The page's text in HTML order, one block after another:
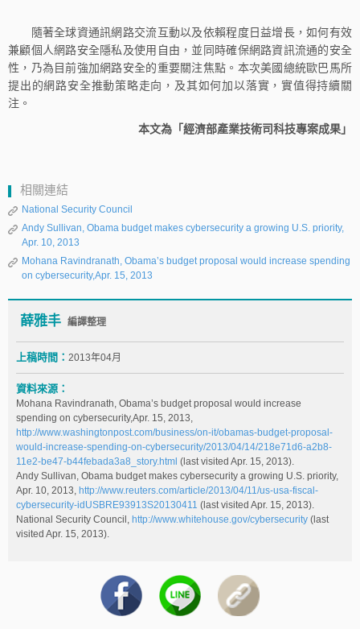
隨著全球資通訊網路交流互動以及依賴程度日益增長，如何有效
兼顧個人網路安全隱私及使用自由，並同時確保網路資訊流通的安全
性，乃為目前強加網路安全的重要關注焦點。本次美國總統歐巴馬所
提出的網路安全推動策略走向，及其如何加以落實，實值得持續關
注。
本文為「經濟部產業技術司科技專案成果」
相關連結
National Security Council
Andy Sullivan, Obama budget makes cybersecurity a growing U.S. priority,
Apr. 10, 2013
Mohana Ravindranath, Obama’s budget proposal would increase spending
on cybersecurity,Apr. 15, 2013
薛雅丰 編譯整理
上稿時間： 2013年04月
資料來源：
Mohana Ravindranath, Obama’s budget proposal would increase
spending on cybersecurity,Apr. 15, 2013,
http://www.washingtonpost.com/business/on-it/obamas-budget-proposal-
would-increase-spending-on-cybersecurity/2013/04/14/218e71d6-a2b8-
11e2-be47-b44febada3a8_story.html (last visited Apr. 15, 2013).
Andy Sullivan, Obama budget makes cybersecurity a growing U.S. priority,
Apr. 10, 2013, http://www.reuters.com/article/2013/04/11/us-usa-fiscal-
cybersecurity-idUSBRE93913S20130411 (last visited Apr. 15, 2013).
National Security Council, http://www.whitehouse.gov/cybersecurity (last
visited Apr. 15, 2013).